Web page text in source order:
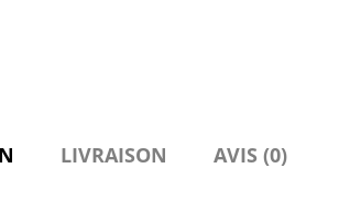
LIVRAISON AVIS (0)